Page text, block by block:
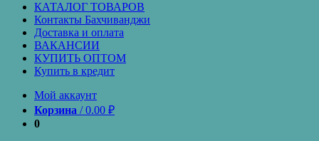
КАТАЛОГ ТОВАРОВ
Контакты Бахчиванджи
Доставка и оплата
ВАКАНСИИ
КУПИТЬ ОПТОМ
Купить в кредит
Мой аккаунт
Корзина /0.00 ₽
0